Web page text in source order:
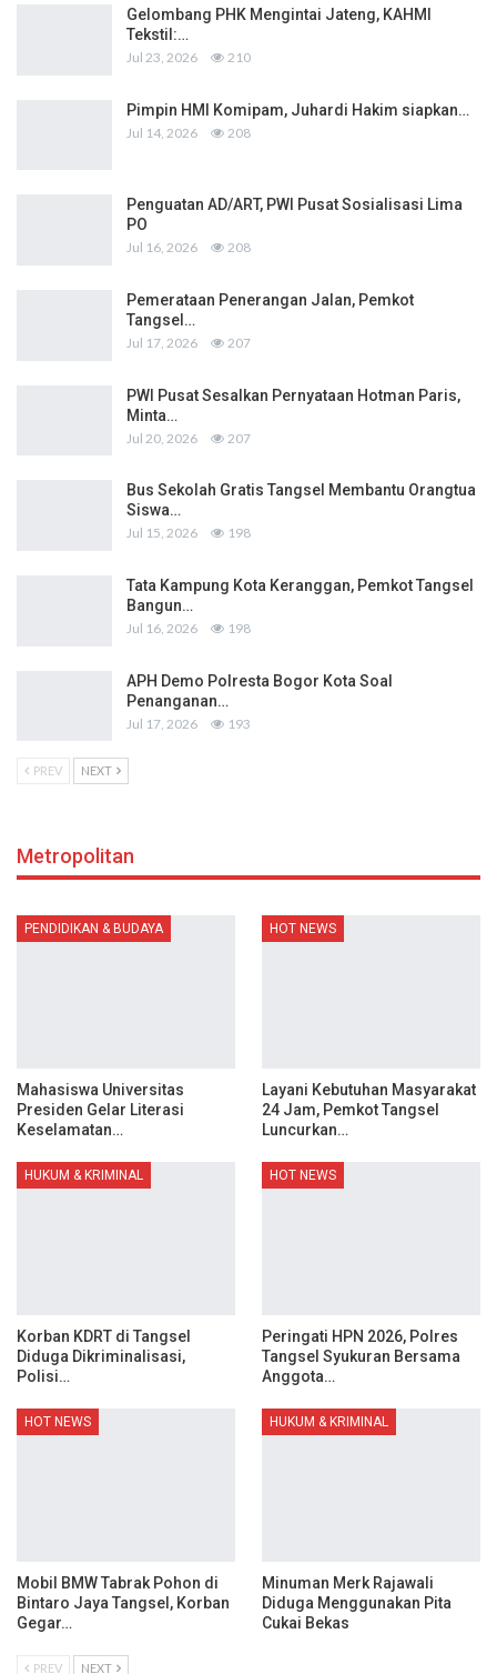
Gelombang PHK Mengintai Jateng, KAHMI
Tekstil:…
Jul 23, 2026 210
Pimpin HMI Komipam, Juhardi Hakim siapkan…
Jul 14, 2026 208
Penguatan AD/ART, PWI Pusat Sosialisasi Lima
PO
Jul 16, 2026 208
Pemerataan Penerangan Jalan, Pemkot
Tangsel…
Jul 17, 2026 207
PWI Pusat Sesalkan Pernyataan Hotman Paris,
Minta…
Jul 20, 2026 207
Bus Sekolah Gratis Tangsel Membantu Orangtua
Siswa…
Jul 15, 2026 198
Tata Kampung Kota Keranggan, Pemkot Tangsel
Bangun…
Jul 16, 2026 198
APH Demo Polresta Bogor Kota Soal
Penanganan…
Jul 17, 2026 193
PREV NEXT
Metropolitan
PENDIDIKAN & BUDAYA
Mahasiswa Universitas
Presiden Gelar Literasi
Keselamatan…
HOT NEWS
Layani Kebutuhan Masyarakat
24 Jam, Pemkot Tangsel
Luncurkan…
HUKUM & KRIMINAL
Korban KDRT di Tangsel
Diduga Dikriminalisasi,
Polisi…
HOT NEWS
Peringati HPN 2026, Polres
Tangsel Syukuran Bersama
Anggota…
HOT NEWS
Mobil BMW Tabrak Pohon di
Bintaro Jaya Tangsel, Korban
Gegar…
HUKUM & KRIMINAL
Minuman Merk Rajawali
Diduga Menggunakan Pita
Cukai Bekas
PREV NEXT